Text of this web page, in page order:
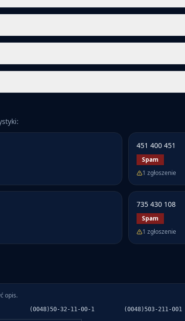
451 400 451
Spam
1 zgłoszenie
735 430 108
Spam
1 zgłoszenie
opis.
(0048)50-32-11-00-1 (0048)503-211-001